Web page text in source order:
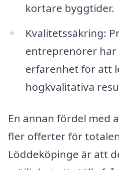
kortare byggtider.
Kvalitetssäkring:
entreprenörer har
erfarenhet för att
högkvalitativa
En annan fördel med
fler offerter för
Löddeköpinge är att